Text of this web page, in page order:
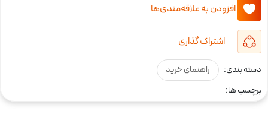
افزودن به علاقه‌مندی‌ها
اشتراک گذاری
دسته بندی:
راهنمای خرید
برچسب ها: